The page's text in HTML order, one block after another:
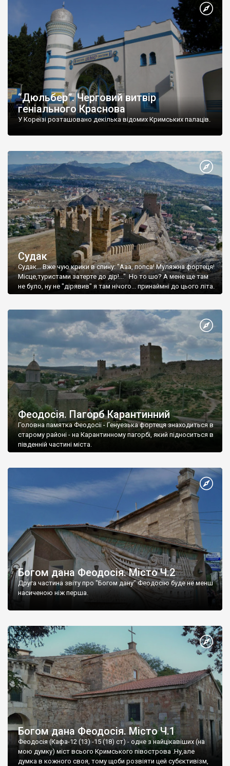
“Дюльбер”. Черговий витвір
геніального Краснова
У Кореїзі розташовано декілька відомих Кримських палаців.
Судак
Судак... Вже чую крики в спину: "Ааа, попса! Муляжна фортеця!
Місце,туристами затерте до дір!..." Но то шо? А мене ще там
не було, ну не "дірявив" я там нічого... принаймні до цього літа.
Феодосія. Пагорб Карантинний
Головна памятка Феодосії - Генуезька фортеця знаходиться в
старому районі - на Карантинному пагорбі, який підноситься в
південній частині міста.
Богом дана Феодосія. Місто Ч.2
Друга частина звіту про "Богом дану" Феодосію буде не менш
насиченою ніж перша.
Богом дана Феодосія. Місто Ч.1
Феодосія (Кафа-12 (13) -15 (18) ст) - одне з найцікавіших (на
мою думку) міст всього Кримського півострова .Ну,але
думка в кожного своя, тому щоби розвіяти цей субєктивізм,